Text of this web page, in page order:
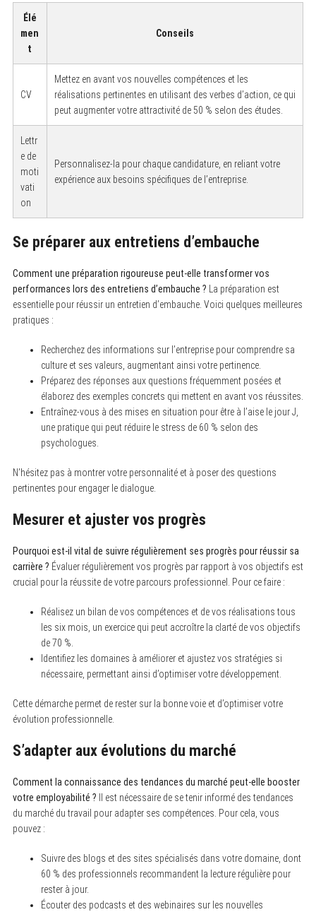
Élé
men
t
Conseils
CV
Mettez en avant vos nouvelles compétences et les
réalisations pertinentes en utilisant des verbes d’action, ce qui
peut augmenter votre attractivité de 50 % selon des études.
Lettr
e de
moti
vati
on
Personnalisez-la pour chaque candidature, en reliant votre
expérience aux besoins spécifiques de l’entreprise.
Se préparer aux entretiens d’embauche
Comment une préparation rigoureuse peut-elle transformer vos
performances lors des entretiens d’embauche ? La préparation est
essentielle pour réussir un entretien d’embauche. Voici quelques meilleures
pratiques :
Recherchez des informations sur l’entreprise pour comprendre sa
culture et ses valeurs, augmentant ainsi votre pertinence.
Préparez des réponses aux questions fréquemment posées et
élaborez des exemples concrets qui mettent en avant vos réussites.
Entraînez-vous à des mises en situation pour être à l’aise le jour J,
une pratique qui peut réduire le stress de 60 % selon des
psychologues.
N’hésitez pas à montrer votre personnalité et à poser des questions
pertinentes pour engager le dialogue.
Mesurer et ajuster vos progrès
Pourquoi est-il vital de suivre régulièrement ses progrès pour réussir sa
carrière ? Évaluer régulièrement vos progrès par rapport à vos objectifs est
crucial pour la réussite de votre parcours professionnel. Pour ce faire :
Réalisez un bilan de vos compétences et de vos réalisations tous
les six mois, un exercice qui peut accroître la clarté de vos objectifs
de 70 %.
Identifiez les domaines à améliorer et ajustez vos stratégies si
nécessaire, permettant ainsi d’optimiser votre développement.
Cette démarche permet de rester sur la bonne voie et d’optimiser votre
évolution professionnelle.
S’adapter aux évolutions du marché
Comment la connaissance des tendances du marché peut-elle booster
votre employabilité ? Il est nécessaire de se tenir informé des tendances
du marché du travail pour adapter ses compétences. Pour cela, vous
pouvez :
Suivre des blogs et des sites spécialisés dans votre domaine, dont
60 % des professionnels recommandent la lecture régulière pour
rester à jour.
Écouter des podcasts et des webinaires sur les nouvelles